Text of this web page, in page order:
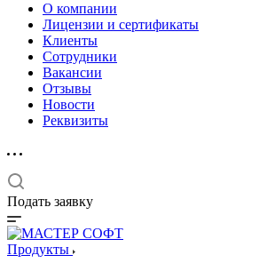
О компании
Лицензии и сертификаты
Клиенты
Сотрудники
Вакансии
Отзывы
Новости
Реквизиты
Подать заявку
Продукты